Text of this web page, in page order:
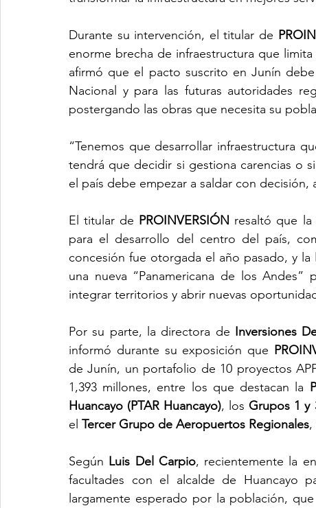
Durante su intervención, el titular de
enorme brecha de infraestructura que
afirmó que el pacto suscrito en Junín
Nacional y para las futuras autoridades
postergando las obras que necesita su
“Tenemos que desarrollar infraestructura
tendrá que decidir si gestiona carencias o
el país debe empezar a saldar con
El titular de PROINVERSIÓN resaltó que la
para el desarrollo del centro del país,
concesión fue otorgada el año pasado, y la
una nueva “Panamericana de los
integrar territorios y abrir nuevas
Por su parte, la directora de Inversiones
informó durante su exposición que
de Junín, un portafolio de 10 proyectos
1,393 millones, entre los que destacan la
Huancayo (PTAR Huancayo), los Grupos 1 y
el Tercer Grupo de Aeropuertos Regionales,
Según Luis Del Carpio, recientemente la
facultades con el alcalde de Huancayo
largamente esperado por la población,